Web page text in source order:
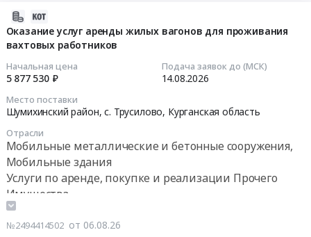
262)
Оказание услуг аренды жилых вагонов для проживания
вахтовых работников
Начальная цена
5 877 530 ₽
Подача заявок до (МСК)
14.08.2026
Место поставки
Шумихинский район, с. Трусилово, Курганская область
Отрасли
Мобильные металлические и бетонные сооружения,
Мобильные здания
Услуги по аренде, покупке и реализации Прочего
Имущества
№2494414502 от 06.08.26